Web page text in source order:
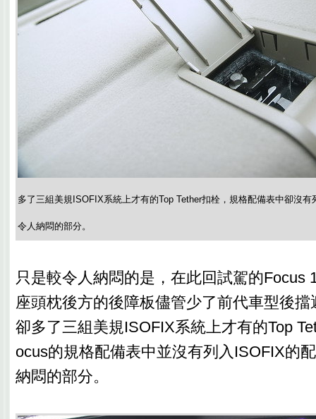
多了三組美規ISOFIX系統上才有的Top Tether扣栓，規格配備表中卻沒
令人納悶的部分。
只是較令人納悶的是，在此回試駕的Focus
座頭枕後方的後障板儘管少了前代車型後
卻多了三組美規ISOFIX系統上才有的Top
ocus的規格配備表中並沒有列入ISOFIX的
納悶的部分。